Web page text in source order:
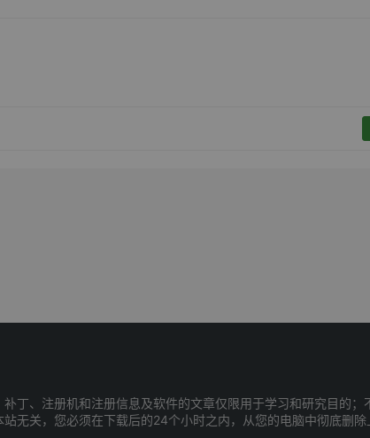
丁、注册机和注册信息及软件的文章仅限用于学习和研究目的
无关，您必须在下载后的24个小时之内，从您的电脑中彻底删除